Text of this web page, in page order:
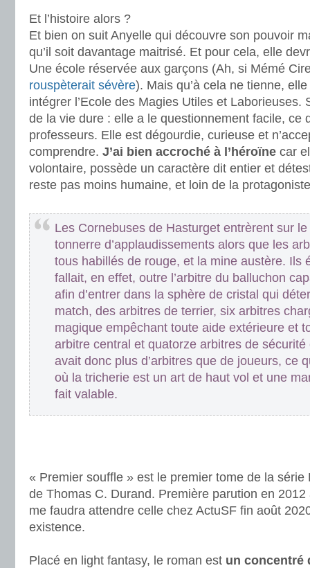
Et l’histoire alors ?
Et bien on suit Anyelle qui découvre son pouvoir
qu’il soit davantage maitrisé. Et pour cela, elle
Une école réservée aux garçons (Ah, si Mémé
rouspèterait sévère). Mais qu’à cela ne tienne,
intégrer l’Ecole des Magies Utiles et Laborieuses.
de la vie dure : elle a le questionnement facile, ce
professeurs. Elle est dégourdie, curieuse et
comprendre. J’ai bien accroché à l’héroïne car
volontaire, possède un caractère dit entier et
reste pas moins humaine, et loin de la
Les Cornebuses de Hasturget entrèrent sur
tonnerre d’applaudissements alors que les
tous habillés de rouge, et la mine austère. Ils
fallait, en effet, outre l’arbitre du balluchon
afin d’entrer dans la sphère de cristal qui
match, des arbitres de terrier, six arbitres
magique empêchant toute aide extérieure et
arbitre central et quatorze arbitres de
avait donc plus d’arbitres que de joueurs, ce
où la tricherie est un art de haut vol et une
fait valable.
« Premier souffle » est le premier tome de la série
de Thomas C. Durand. Première parution en
me faudra attendre celle chez ActuSF fin août
existence.
Placé en light fantasy, le roman est un concentré